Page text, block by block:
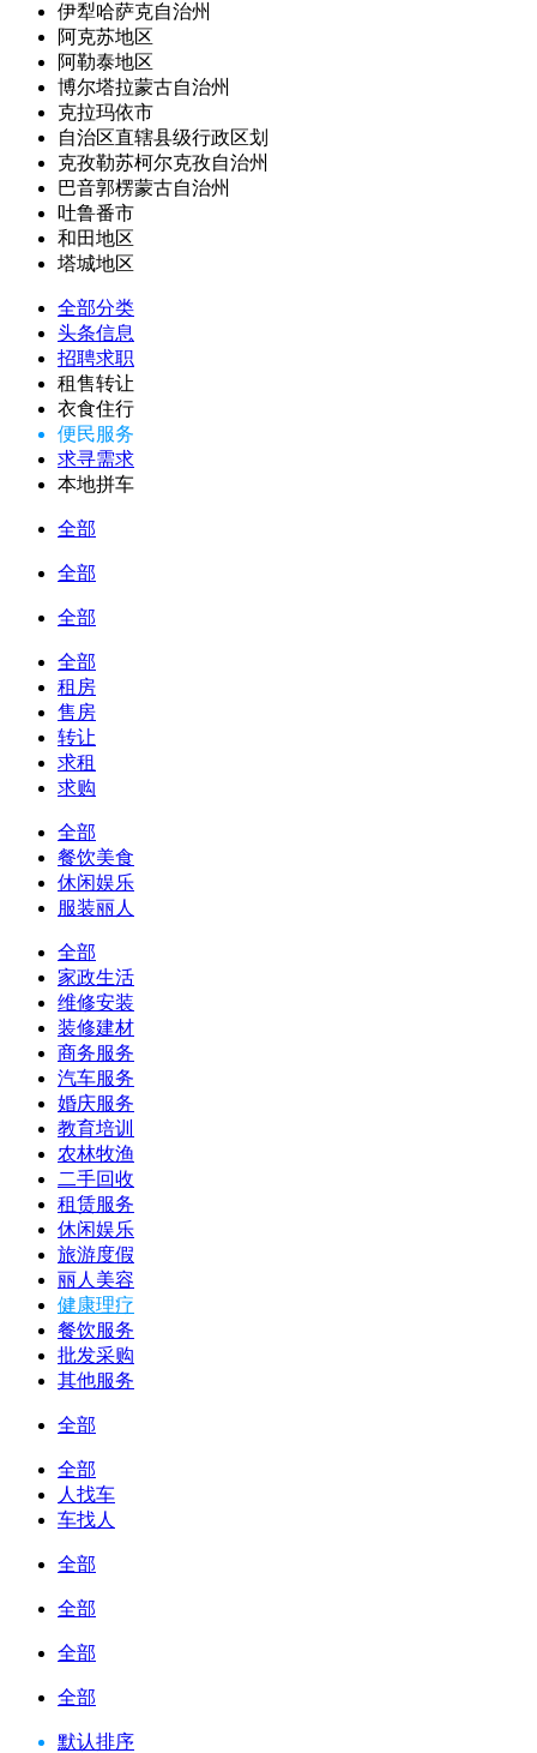
伊犁哈萨克自治州
阿克苏地区
阿勒泰地区
博尔塔拉蒙古自治州
克拉玛依市
自治区直辖县级行政区划
克孜勒苏柯尔克孜自治州
巴音郭楞蒙古自治州
吐鲁番市
和田地区
塔城地区
全部分类
头条信息
招聘求职
租售转让
衣食住行
便民服务
求寻需求
本地拼车
全部
全部
全部
全部
租房
售房
转让
求租
求购
全部
餐饮美食
休闲娱乐
服装丽人
全部
家政生活
维修安装
装修建材
商务服务
汽车服务
婚庆服务
教育培训
农林牧渔
二手回收
租赁服务
休闲娱乐
旅游度假
丽人美容
健康理疗
餐饮服务
批发采购
其他服务
全部
全部
人找车
车找人
全部
全部
全部
全部
默认排序